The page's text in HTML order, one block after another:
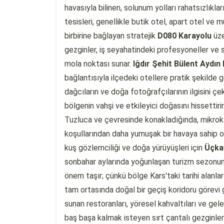
havasıyla bilinen, solunum yolları
tesisleri, genellikle butik otel, apart otel ve
birbirine bağlayan stratejik D080 Karayolu
gezginler, iş seyahatindeki profesyoneller ve
mola noktası sunar. Iğdır Şehit Bülent Aydın
bağlantısıyla ilçedeki otellere pratik şekilde
dağcıların ve doğa fotoğrafçılarının ilgisini
bölgenin vahşi ve etkileyici doğasını
Tuzluca ve çevresinde konakladığında,
koşullarından daha yumuşak bir havaya sahip
kuş gözlemciliği ve doğa yürüyüşleri için
sonbahar aylarında yoğunlaşan turizm
önem taşır; çünkü bölge Kars'taki tarihi
tam ortasında doğal bir geçiş koridoru
sunan restoranları, yöresel kahvaltıları ve
baş başa kalmak isteyen sırt çantalı